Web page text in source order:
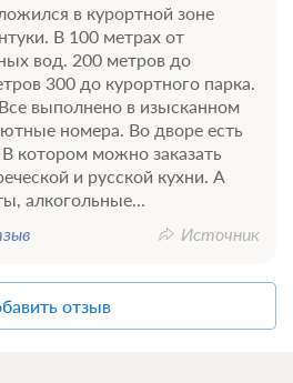
в курортной зоне
В 100 метрах от
вод. 200 метров до
300 до курортного парка.
выполнено в изысканном
номера. Во дворе есть
котором можно заказать
и русской кухни. А
алкогольные...
Источник
отзыв